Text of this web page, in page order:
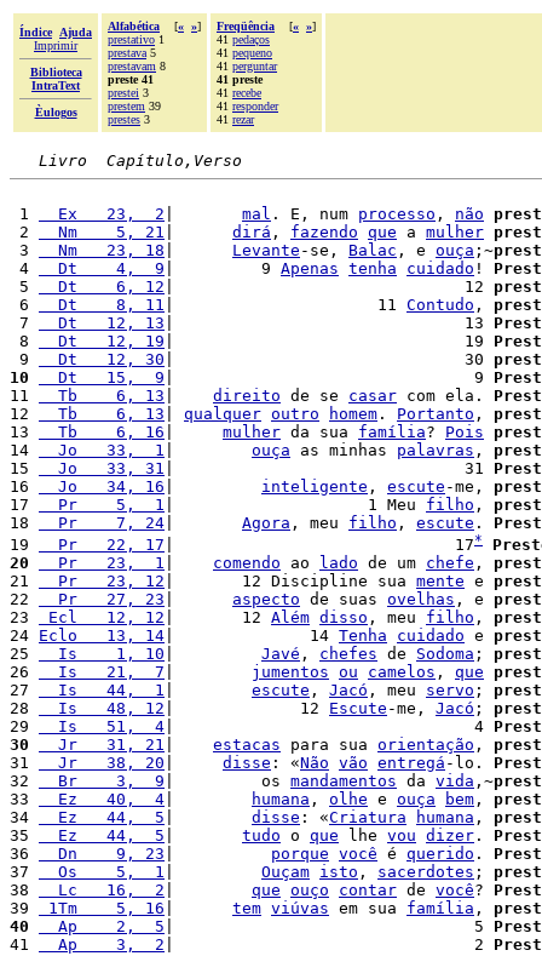
Índice
Ajuda
Imprimir
Biblioteca
IntraText
Èulogos
Alfabética [« »]
prestativo 1
prestava 5
prestavam 8
preste 41
prestei 3
prestem 39
prestes 3
Freqüência [« »]
41 pedaços
41 pequeno
41 perguntar
41 preste
41 recebe
41 responder
41 rezar
Livro  Capítulo,Verso
1
  Ex   23,  2
mal . E, num processo , não
2
  Nm    5, 21
dirá , fazendo que a mulher
3
  Nm   23, 18
Levante -se, Balac , e ouça ;~
4
  Dt    4,  9
|         9 Apenas tenha cuidado !
5
  Dt    6, 12
|                              12
6
  Dt    8, 11
|                     11 Contudo ,
7
  Dt   12, 13
|                              13
8
  Dt   12, 19
|                              19
9
  Dt   12, 30
|                              30
10
  Dt   15,  9
|                               9
11
  Tb    6, 13
direito de se casar com ela.
12
  Tb    6, 13
qualquer outro homem . Portanto ,
13
  Tb    6, 16
mulher da sua família? Pois
14
  Jo   33,  1
ouça as minhas palavras ,
15
  Jo   33, 31
|                              31
16
  Jo   34, 16
inteligente , escute -me,
17
  Pr    5,  1
|                    1 Meu filho ,
18
  Pr    7, 24
Agora , meu filho , escute .
19
  Pr   22, 17
|                             17*
20
  Pr   23,  1
comendo ao lado de um chefe ,
21
  Pr   23, 12
|       12 Discipline sua mente e
22
  Pr   27, 23
aspecto de suas ovelhas , e
23
Ecl   12, 12 |       12 Além disso , meu filho ,
24 Eclo   13, 14 |              14 Tenha cuidado e
25
  Is    1, 10
Javé , chefes de Sodoma ;
26
  Is   21,  7
jumentos ou camelos , que
27
  Is   44,  1
escute , Jacó , meu servo ;
28
  Is   48, 12
|             12 Escute -me, Jacó ;
29
  Is   51,  4
|                               4
30
  Jr   31, 21
estacas para sua orientação ,
31
  Jr   38, 20
disse : «Não vão entregá -lo.
32
  Br    3,  9
|         os mandamentos da vida ,~
33
  Ez   40,  4
humana , olhe e ouça bem ,
34
  Ez   44,  5
disse : «Criatura humana ,
35
  Ez   44,  5
tudo o que lhe vou dizer .
36
  Dn    9, 23
porque você é querido .
37
  Os    5,  1
Ouçam isto , sacerdotes ;
38
  Lc   16,  2
que ouço contar de você?
39
1Tm    5, 16 tem viúvas em sua família ,
40
  Ap    2,  5
|                               5
41
  Ap    3,  2
|                               2